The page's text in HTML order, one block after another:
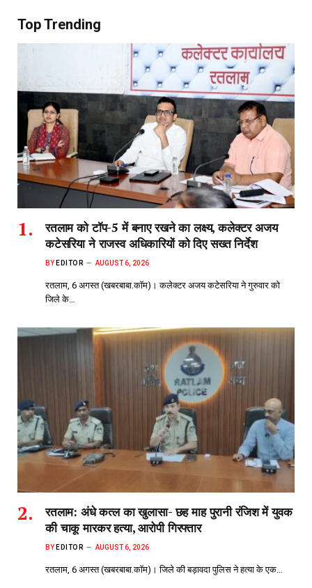
Top Trending
रतलाम को टॉप-5 में बनाए रखने का लक्ष्य, कलेक्टर अजय
कटेसरिया ने राजस्व अधिकारियों को दिए सख्त निर्देश
BY EDITOR AUGUST 6, 2026
रतलाम, 6 अगस्त (खबरबाबा.कॉम)। कलेक्टर अजय कटेसरिया ने गुरुवार को
जिले के…
रतलाम: अंधे कत्ल का खुलासा- छह माह पुरानी रंजिश में युवक
की चाकू मारकर हत्या, आरोपी गिरफ्तार
BY EDITOR AUGUST 6, 2026
रतलाम, 6 अगस्त (खबरबाबा.कॉम)। जिले की बड़ावदा पुलिस ने हत्या के एक…